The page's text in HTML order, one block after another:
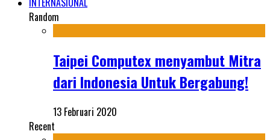
Random
Taipei Computex menyambut Mitra
dari Indonesia Untuk Bergabung!
13 Februari 2020
Recent